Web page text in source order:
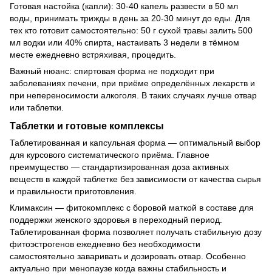
Готовая настойка (капли): 30-40 капель развести в 50 мл
воды, принимать трижды в день за 20-30 минут до еды. Для
тех кто готовит самостоятельно: 50 г сухой травы залить 500
мл водки или 40% спирта, настаивать 3 недели в тёмном
месте ежедневно встряхивая, процедить.
Важный нюанс: спиртовая форма не подходит при
заболеваниях печени, при приёме определённых лекарств и
при непереносимости алкоголя. В таких случаях лучше отвар
или таблетки.
Таблетки и готовые комплексы
Таблетированная и капсульная форма — оптимальный выбор
для курсового систематического приёма. Главное
преимущество — стандартизированная доза активных
веществ в каждой таблетке без зависимости от качества сырья
и правильности приготовления.
Климаксин — фитокомплекс с боровой маткой в составе для
поддержки женского здоровья в переходный период.
Таблетированная форма позволяет получать стабильную дозу
фитоэстрогенов ежедневно без необходимости
самостоятельно заваривать и дозировать отвар. Особенно
актуально при менопаузе когда важны стабильность и